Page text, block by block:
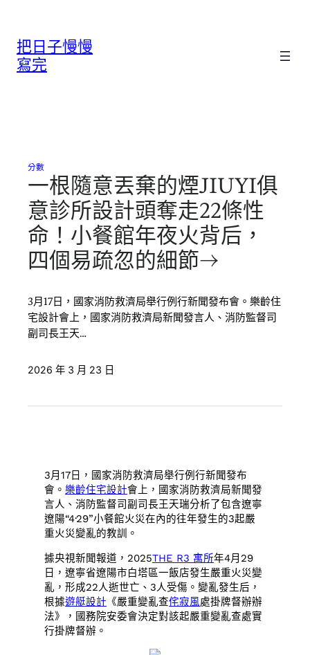
把日子慢慢
寫完
分數
一根隨意丟棄的煙JIUYI俱
意診所設計頭奪走22條性
命！小餐館年夜火背后，
四個易疏忽的細節→
3月17日，國家消防救濟局舉行例行新聞發布會。樂齡住
宅設計會上，國家消防救濟局新聞發言人、消防監督司
副司長王天…
2026 年 3 月 23 日
3月17日，國家消防救濟局舉行例行新聞發布
會。樂齡住宅設計會上，國家消防救濟局新聞發
言人、消防監督司副司長王天瑞分析了包含遼寧
遼陽“4·29”小餐館火災在內的往年發生的3起嚴
重火災變亂的教訓。
據央視新聞報道，2025THE R3 寓所年4月29
日，遼寧省遼陽市白塔區一飯店發生嚴重火災變
亂，形成22人逝世亡、3人受傷。變亂發生后，
根據遊艇設計 《嚴重變亂查侘寂風處掛牌督辦辦
法》，國務院安委會決定對該起嚴重變亂查處實
行掛牌督辦。